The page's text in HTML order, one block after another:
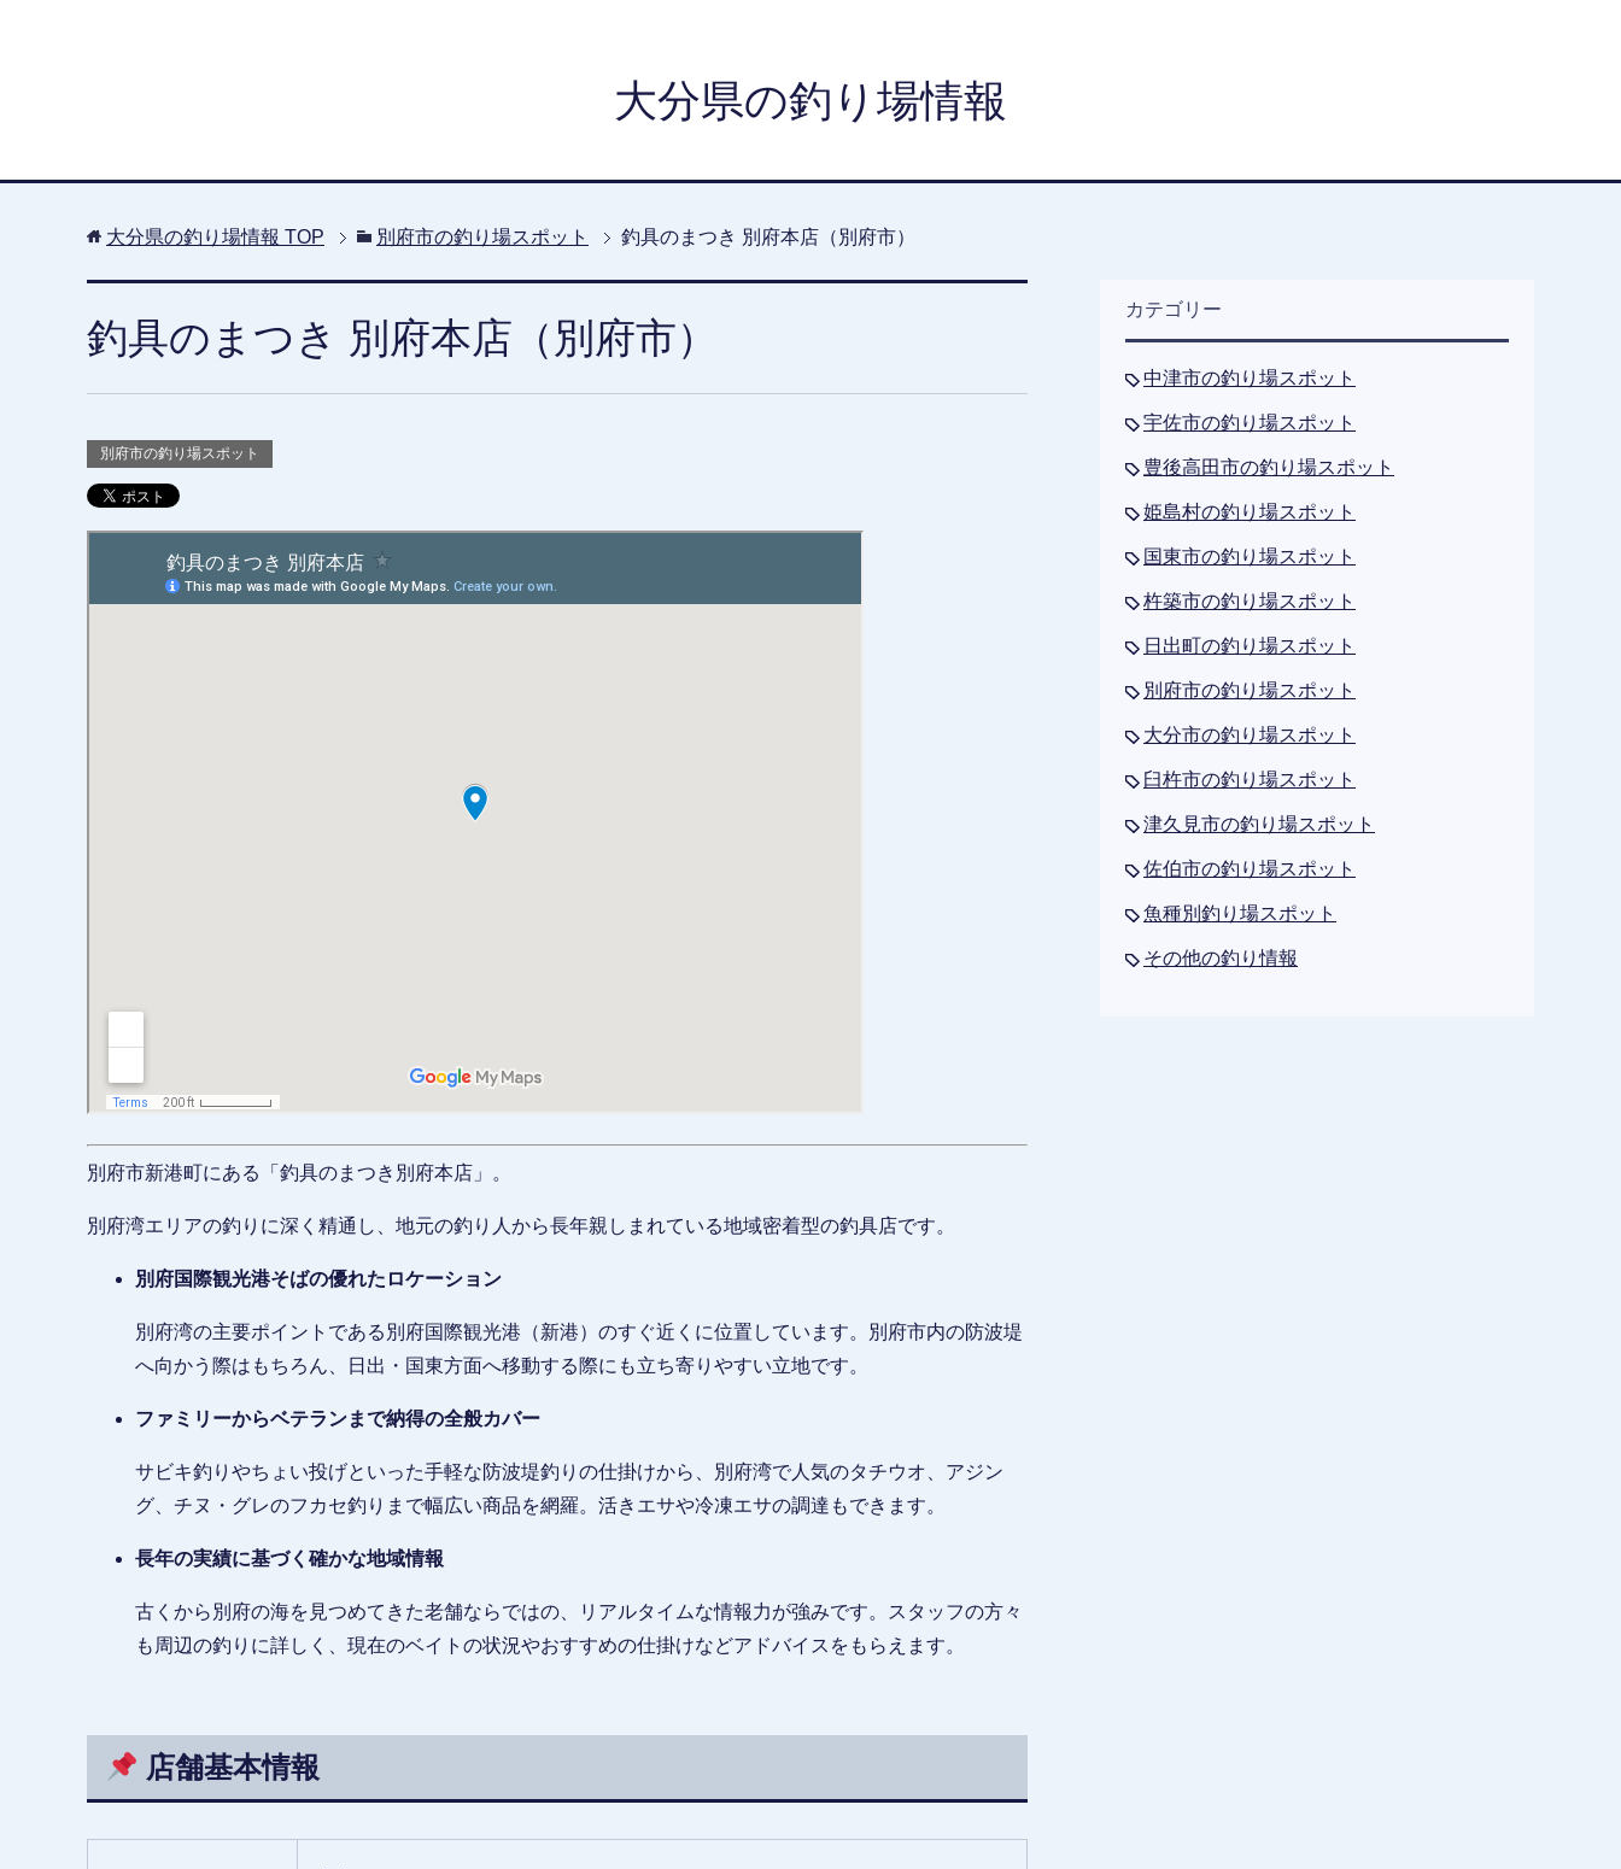
大分県の釣り場情報
大分県の釣り場情報 TOP 別府市の釣り場スポット 釣具のまつき 別府本店（別府市）
釣具のまつき 別府本店（別府市）
別府市の釣り場スポット
別府市新港町にある「釣具のまつき別府本店」。
別府湾エリアの釣りに深く精通し、地元の釣り人から長年親しまれている地域密着型の釣具店です。
別府国際観光港そばの優れたロケーション
別府湾の主要ポイントである別府国際観光港（新港）のすぐ近くに位置しています。別府市内の防波堤
へ向かう際はもちろん、日出・国東方面へ移動する際にも立ち寄りやすい立地です。
ファミリーからベテランまで納得の全般カバー
サビキ釣りやちょい投げといった手軽な防波堤釣りの仕掛けから、別府湾で人気のタチウオ、アジン
グ、チヌ・グレのフカセ釣りまで幅広い商品を網羅。活きエサや冷凍エサの調達もできます。
長年の実績に基づく確かな地域情報
古くから別府の海を見つめてきた老舗ならではの、リアルタイムな情報力が強みです。スタッフの方々
も周辺の釣りに詳しく、現在のベイトの状況やおすすめの仕掛けなどアドバイスをもらえます。
店舗基本情報
カテゴリー
中津市の釣り場スポット
宇佐市の釣り場スポット
豊後高田市の釣り場スポット
姫島村の釣り場スポット
国東市の釣り場スポット
杵築市の釣り場スポット
日出町の釣り場スポット
別府市の釣り場スポット
大分市の釣り場スポット
臼杵市の釣り場スポット
津久見市の釣り場スポット
佐伯市の釣り場スポット
魚種別釣り場スポット
その他の釣り情報